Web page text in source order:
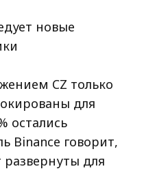
новые
CZ только
для
остались
Binance говорит,
развернуты для